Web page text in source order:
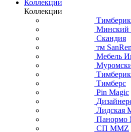
Коллекции
Коллекции
Минский
Скандия
тм
Мебель
Тимберс
Pin Magic
Лидская
Панормо
СП ММZ